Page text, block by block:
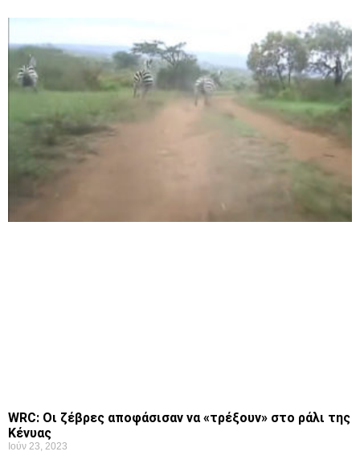
WRC: Οι ζέβρες αποφάσισαν να «τρέξουν» στο ράλι της
Κένυας
Ιούν 23, 2023